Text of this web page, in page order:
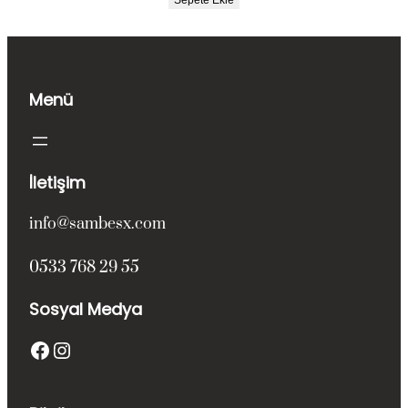
Menü
İletişim
info@sambesx.com
0533 768 29 55
Sosyal Medya
Facebook Instagram